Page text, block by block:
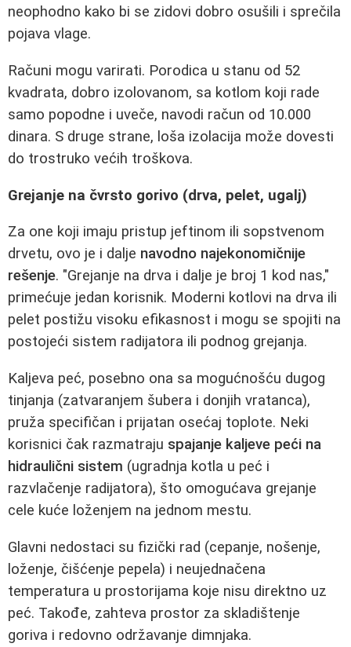
neophodno kako bi se zidovi dobro osušili i sprečila
pojava vlage.
Računi mogu varirati. Porodica u stanu od 52
kvadrata, dobro izolovanom, sa kotlom koji rade
samo popodne i uveče, navodi račun od 10.000
dinara. S druge strane, loša izolacija može dovesti
do trostruko većih troškova.
Grejanje na čvrsto gorivo (drva, pelet, ugalj)
Za one koji imaju pristup jeftinom ili sopstvenom
drvetu, ovo je i dalje navodno najekonomičnije
rešenje. "Grejanje na drva i dalje je broj 1 kod nas,"
primećuje jedan korisnik. Moderni kotlovi na drva ili
pelet postižu visoku efikasnost i mogu se spojiti na
postojeći sistem radijatora ili podnog grejanja.
Kaljeva peć, posebno ona sa mogućnošću dugog
tinjanja (zatvaranjem šubera i donjih vratanca),
pruža specifičan i prijatan osećaj toplote. Neki
korisnici čak razmatraju spajanje kaljeve peći na
hidraulični sistem (ugradnja kotla u peć i
razvlačenje radijatora), što omogućava grejanje
cele kuće loženjem na jednom mestu.
Glavni nedostaci su fizički rad (cepanje, nošenje,
loženje, čišćenje pepela) i neujednačena
temperatura u prostorijama koje nisu direktno uz
peć. Takođe, zahteva prostor za skladištenje
goriva i redovno održavanje dimnjaka.